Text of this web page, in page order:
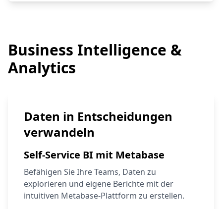
Business Intelligence &
Analytics
Daten in Entscheidungen
verwandeln
Self-Service BI mit Metabase
Befähigen Sie Ihre Teams, Daten zu
explorieren und eigene Berichte mit der
intuitiven Metabase-Plattform zu erstellen.